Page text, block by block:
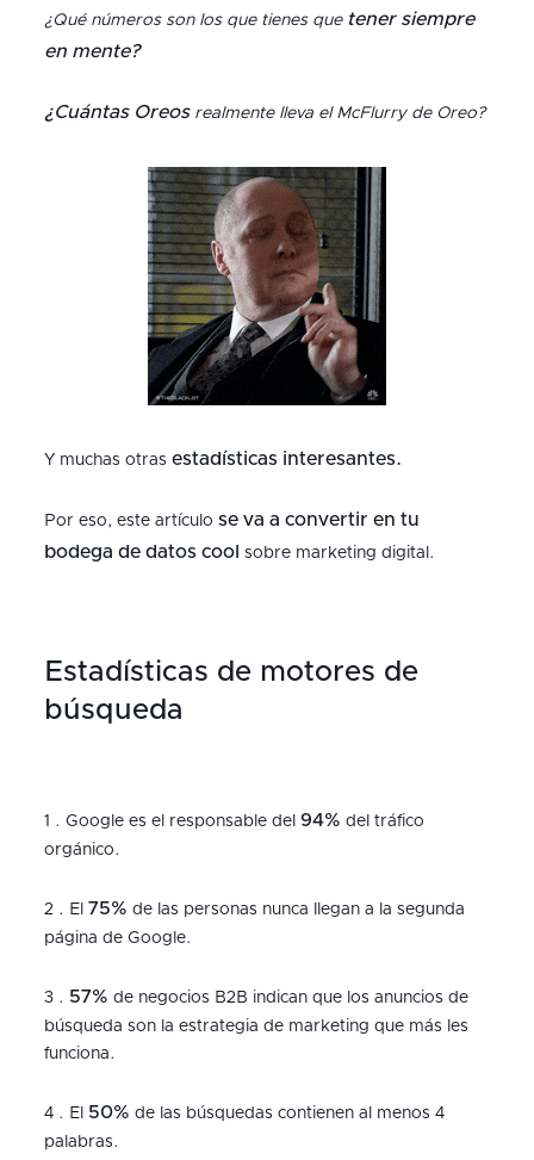
¿Qué números son los que tienes que tener siempre
en mente?
¿Cuántas Oreosrealmente lleva el McFlurry de Oreo?
Y muchas otras estadísticas interesantes.
Por eso, este artículo se va a convertir en tu
bodega de datos cool sobre marketing digital.
Estadísticas de motores de
búsqueda
1 . Google es el responsable del 94% del tráfico
orgánico.
2 . El 75% de las personas nunca llegan a la segunda
página de Google.
3 . 57% de negocios B2B indican que los anuncios de
búsqueda son la estrategia de marketing que más les
funciona.
4 . El50% de las búsquedas contienen al menos 4
palabras.